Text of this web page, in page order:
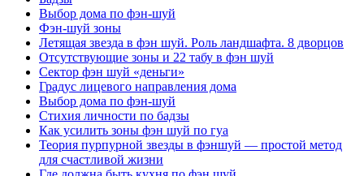
Выбор дома по фэн-шуй
Фэн-шуй зоны
Летящая звезда в фэн шуй. Роль ландшафта. 8 дворцов
Отсутствующие зоны и 22 табу в фэн шуй
Сектор фэн шуй «деньги»
Градус лицевого направления дома
Выбор дома по фэн-шуй
Стихия личности по бадзы
Как усилить зоны фэн шуй по гуа
Теория пурпурной звезды в фэншуй — простой метод
для счастливой жизни